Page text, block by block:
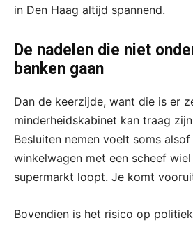
in Den Haag altijd spannend.
De nadelen die niet
banken gaan
Dan de keerzijde, want die is er
minderheidskabinet kan traag
Besluiten nemen voelt soms
winkelwagen met een scheef
supermarkt loopt. Je komt
Bovendien is het risico op